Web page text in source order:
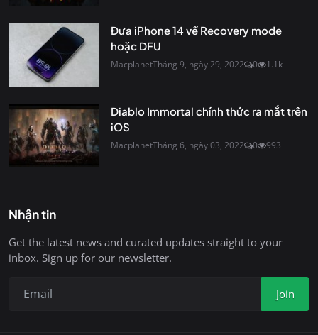
Đưa iPhone 14 về Recovery mode
hoặc DFU
MacplanetTháng 9, ngày 29, 2022 0 1.1k
Diablo Immortal chính thức ra mắt trên
iOS
MacplanetTháng 6, ngày 03, 2022 0 993
Nhận tin
Get the latest news and curated updates straight to your
inbox. Sign up for our newsletter.
Join